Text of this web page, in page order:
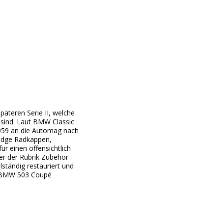
Serie II, welche
Laut BMW Classic
an die Automag nach
Radkappen,
einen offensichtlich
der Rubrik Zubehör
restauriert und
503 Coupé